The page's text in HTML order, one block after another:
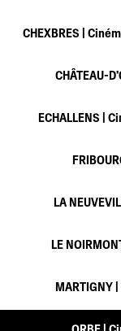
CHEXBRES |
CHÂTEAU-
ECHALLENS |
LA
LE
MARTIGNY |